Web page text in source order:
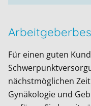
Für einen guten
nächstmöglichen
Gynäkologie und